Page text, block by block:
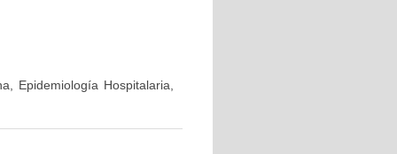
Epidemiología Hospitalaria,